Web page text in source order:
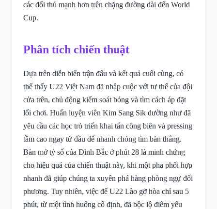
các đối thủ mạnh hơn trên chặng đường dài đến World
Cup.
Phân tích chiến thuật
Dựa trên diễn biến trận đấu và kết quả cuối cùng, có
thể thấy U22 Việt Nam đã nhập cuộc với tư thế của đội
cửa trên, chủ động kiểm soát bóng và tìm cách áp đặt
lối chơi. Huấn luyện viên Kim Sang Sik dường như đã
yêu cầu các học trò triển khai tấn công biên và pressing
tầm cao ngay từ đầu để nhanh chóng tìm bàn thắng.
Bàn mở tỷ số của Đình Bắc ở phút 28 là minh chứng
cho hiệu quả của chiến thuật này, khi một pha phối hợp
nhanh đã giúp chúng ta xuyên phá hàng phòng ngự đối
phương. Tuy nhiên, việc để U22 Lào gỡ hòa chỉ sau 5
phút, từ một tình huống cố định, đã bộc lộ điểm yếu